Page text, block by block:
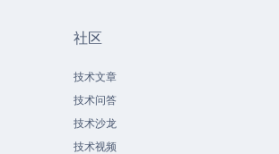
社区
技术文章
技术问答
技术沙龙
技术视频